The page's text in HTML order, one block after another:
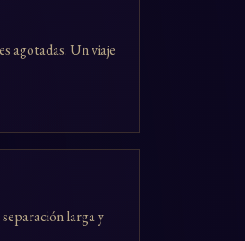
agotadas. Un viaje
larga y